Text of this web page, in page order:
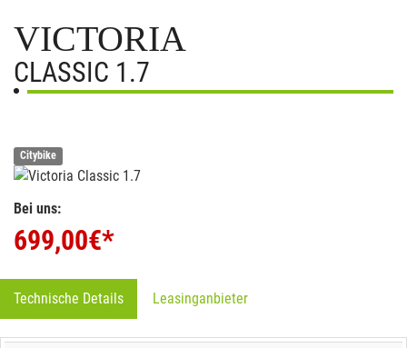
VICTORIA
CLASSIC 1.7
Citybike
Bei uns:
699,00€*
Technische Details Leasinganbieter